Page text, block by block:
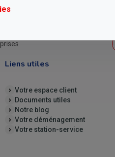
Liens utiles
Votre espace client
Documents utiles
Notre blog
Votre déménagement
Votre station-service